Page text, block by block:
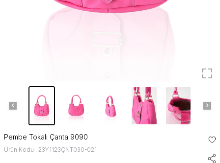
Pembe Tokalı Çanta 9090
Ürün Kodu : 23Y1123ÇNT030-021